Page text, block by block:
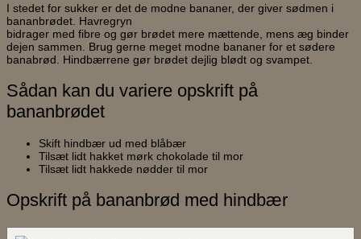
I stedet for sukker er det de modne bananer, der giver sødmen i
bananbrødet. Havregryn
bidrager med fibre og gør brødet mere mættende, mens æg binder
dejen sammen. Brug gerne meget modne bananer for et sødere
banabrød. Hindbærrene gør brødet dejlig blødt og svampet.
Sådan kan du variere opskrift på
bananbrødet
Skift hindbær ud med blåbær
Tilsæt lidt hakket mørk chokolade til mor
Tilsæt lidt hakkede nødder til mor
Opskrift på bananbrød med hindbær